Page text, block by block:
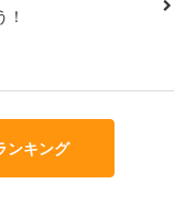
ンキング